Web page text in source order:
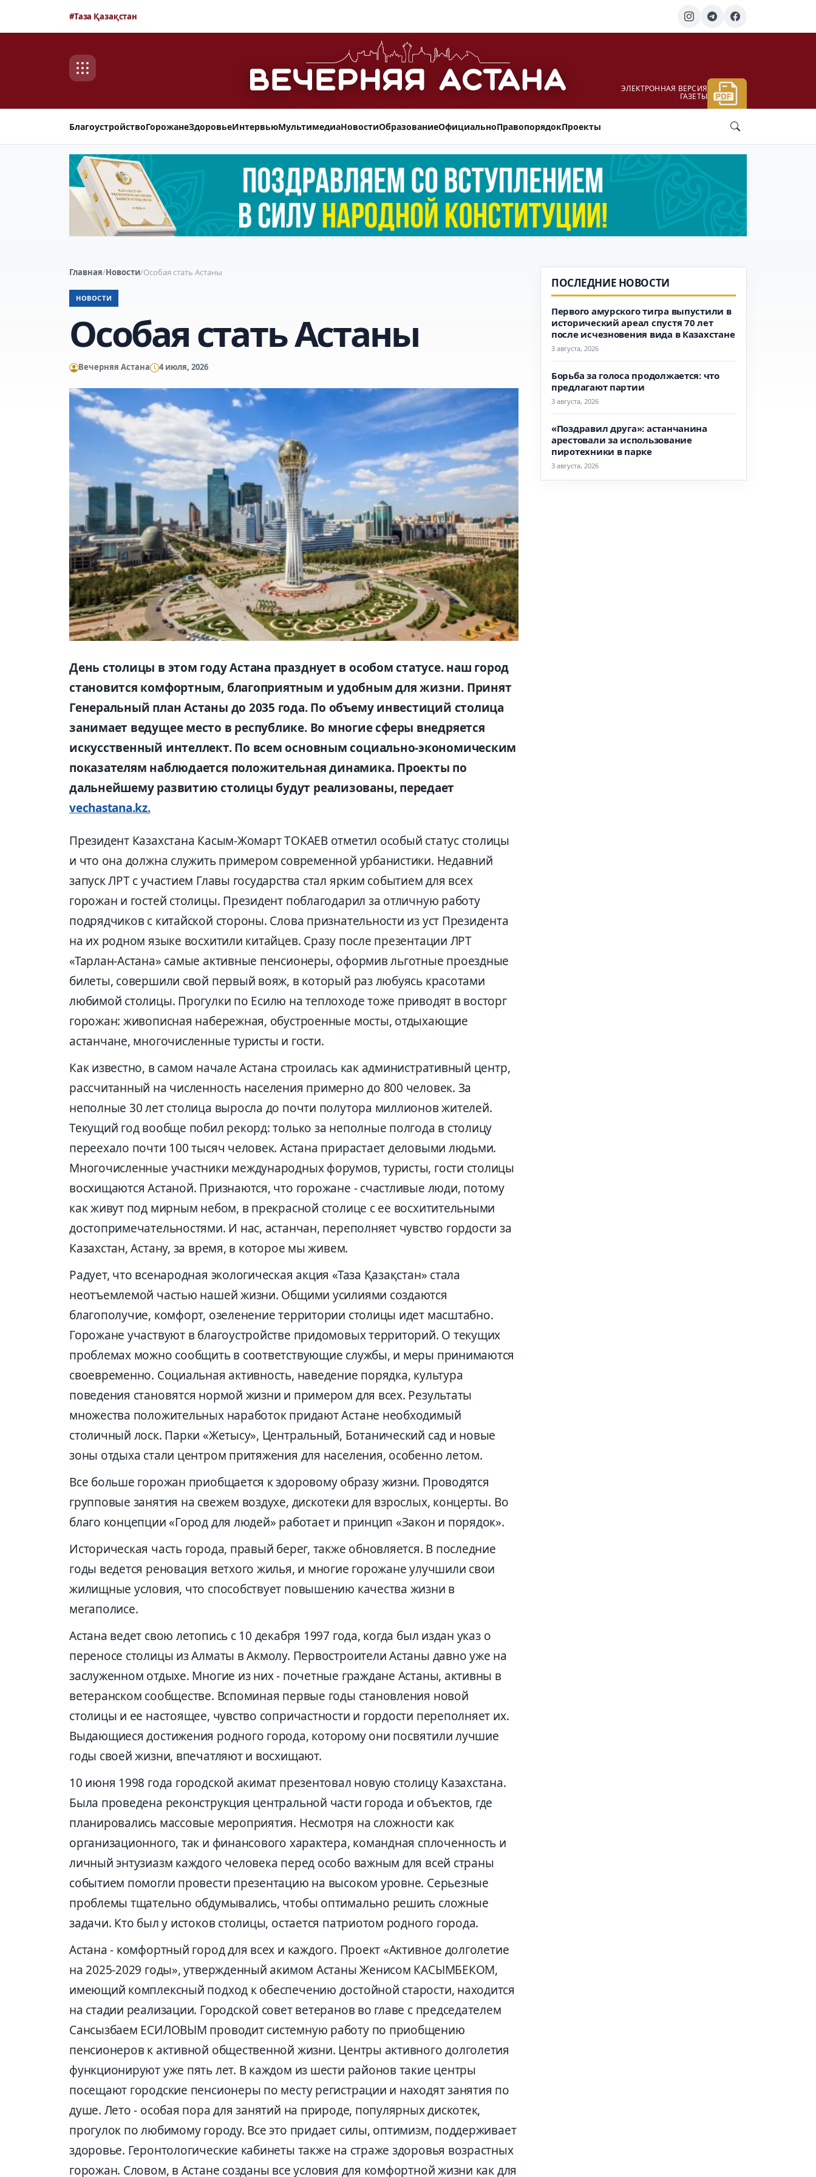
#Таза Қазақстан
ЭЛЕКТРОННАЯ ВЕРСИЯ
ГАЗЕТЫ
БлагоустройствоГорожанеЗдоровьеИнтервьюМультимедиаНовостиОбразованиеОфициальноПравопорядокПроекты
Главная/Новости/Особая стать Астаны
НОВОСТИ
Особая стать Астаны
Вечерняя Астана 4 июля, 2026
День столицы в этом году Астана празднует в особом статусе. наш город
становится комфортным, благоприятным и удобным для жизни. Принят
Генеральный план Астаны до 2035 года. По объему инвестиций столица
занимает ведущее место в республике. Во многие сферы внедряется
искусственный интеллект. По всем основным социально-экономическим
показателям наблюдается положительная динамика. Проекты по
дальнейшему развитию столицы будут реализованы, передает
vechastana.kz.
Президент Казахстана Касым-Жомарт ТОКАЕВ отметил особый статус столицы
и что она должна служить примером современной урбанистики. Недавний
запуск ЛРТ с участием Главы государства стал ярким событием для всех
горожан и гостей столицы. Президент поблагодарил за отличную работу
подрядчиков с китайской стороны. Слова признательности из уст Президента
на их родном языке восхитили китайцев. Сразу после презентации ЛРТ
«Тарлан-Астана» самые активные пенсионеры, оформив льготные проездные
билеты, совершили свой первый вояж, в который раз любуясь красотами
любимой столицы. Прогулки по Есилю на теплоходе тоже приводят в восторг
горожан: живописная набережная, обустроенные мосты, отдыхающие
астанчане, многочисленные туристы и гости.
Как известно, в самом начале Астана строилась как административный центр,
рассчитанный на численность населения примерно до 800 человек. За
неполные 30 лет столица выросла до почти полутора миллионов жителей.
Текущий год вообще побил рекорд: только за неполные полгода в столицу
переехало почти 100 тысяч человек. Астана прирастает деловыми людьми.
Многочисленные участники международных форумов, туристы, гости столицы
восхищаются Астаной. Признаются, что горожане - счастливые люди, потому
как живут под мирным небом, в прекрасной столице с ее восхитительными
достопримечательностями. И нас, астанчан, переполняет чувство гордости за
Казахстан, Астану, за время, в которое мы живем.
Радует, что всенародная экологическая акция «Таза Қазақстан» стала
неотъемлемой частью нашей жизни. Общими усилиями создаются
благополучие, комфорт, озеленение территории столицы идет масштабно.
Горожане участвуют в благоустройстве придомовых территорий. О текущих
проблемах можно сообщить в соответствующие службы, и меры принимаются
своевременно. Социальная активность, наведение порядка, культура
поведения становятся нормой жизни и примером для всех. Результаты
множества положительных наработок придают Астане необходимый
столичный лоск. Парки «Жетысу», Центральный, Ботанический сад и новые
зоны отдыха стали центром притяжения для населения, особенно летом.
Все больше горожан приобщается к здоровому образу жизни. Проводятся
групповые занятия на свежем воздухе, дискотеки для взрослых, концерты. Во
благо концепции «Город для людей» работает и принцип «Закон и порядок».
Историческая часть города, правый берег, также обновляется. В последние
годы ведется реновация ветхого жилья, и многие горожане улучшили свои
жилищные условия, что способствует повышению качества жизни в
мегаполисе.
Астана ведет свою летопись с 10 декабря 1997 года, когда был издан указ о
переносе столицы из Алматы в Акмолу. Первостроители Астаны давно уже на
заслуженном отдыхе. Многие из них - почетные граждане Астаны, активны в
ветеранском сообществе. Вспоминая первые годы становления новой
столицы и ее настоящее, чувство сопричастности и гордости переполняет их.
Выдающиеся достижения родного города, которому они посвятили лучшие
годы своей жизни, впечатляют и восхищают.
10 июня 1998 года городской акимат презентовал новую столицу Казахстана.
Была проведена реконструкция центральной части города и объектов, где
планировались массовые мероприятия. Несмотря на сложности как
организационного, так и финансового характера, командная сплоченность и
личный энтузиазм каждого человека перед особо важным для всей страны
событием помогли провести презентацию на высоком уровне. Серьезные
проблемы тщательно обдумывались, чтобы оптимально решить сложные
задачи. Кто был у истоков столицы, остается патриотом родного города.
Астана - комфортный город для всех и каждого. Проект «Активное долголетие
на 2025-2029 годы», утвержденный акимом Астаны Женисом КАСЫМБЕКОМ,
имеющий комплексный подход к обеспечению достойной старости, находится
на стадии реализации. Городской совет ветеранов во главе с председателем
Сансызбаем ЕСИЛОВЫМ проводит системную работу по приобщению
пенсионеров к активной общественной жизни. Центры активного долголетия
функционируют уже пять лет. В каждом из шести районов такие центры
посещают городские пенсионеры по месту регистрации и находят занятия по
душе. Лето - особая пора для занятий на природе, популярных дискотек,
прогулок по любимому городу. Все это придает силы, оптимизм, поддерживает
здоровье. Геронтологические кабинеты также на страже здоровья возрастных
горожан. Словом, в Астане созданы все условия для комфортной жизни как для
ПОСЛЕДНИЕ НОВОСТИ
Первого амурского тигра выпустили в
исторический ареал спустя 70 лет
после исчезновения вида в Казахстане
3 августа, 2026
Борьба за голоса продолжается: что
предлагают партии
3 августа, 2026
«Поздравил друга»: астанчанина
арестовали за использование
пиротехники в парке
3 августа, 2026